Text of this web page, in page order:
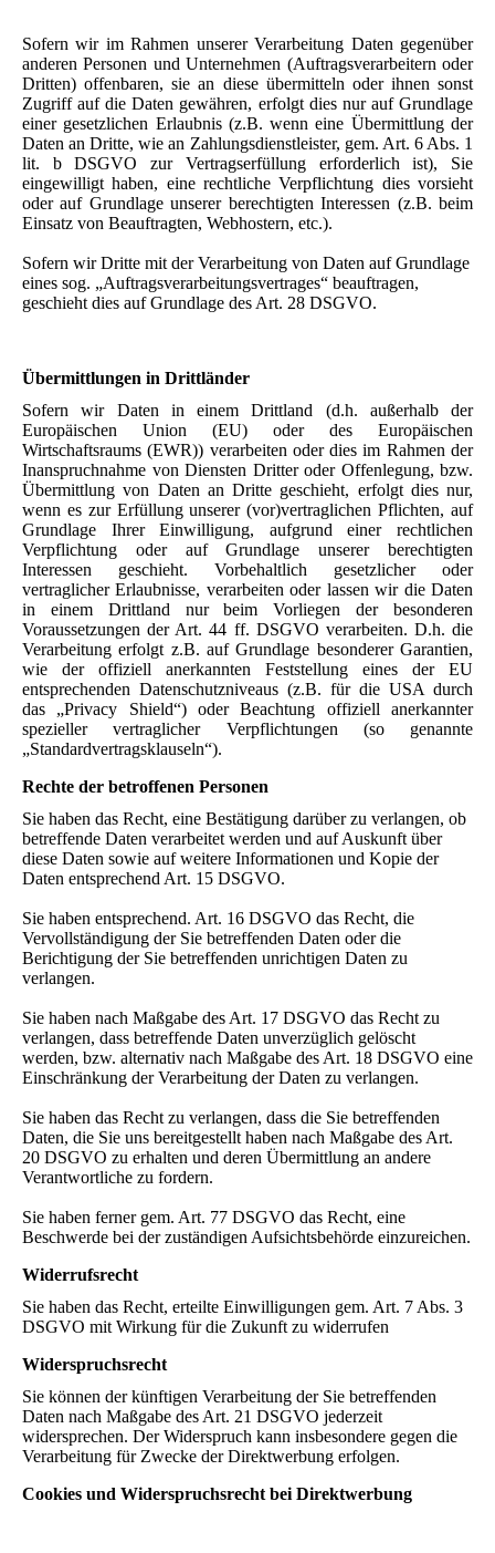
Sofern wir im Rahmen unserer Verarbeitung Daten gegenüber
anderen Personen und Unternehmen (Auftragsverarbeitern oder
Dritten) offenbaren, sie an diese übermitteln oder ihnen sonst
Zugriff auf die Daten gewähren, erfolgt dies nur auf Grundlage
einer gesetzlichen Erlaubnis (z.B. wenn eine Übermittlung der
Daten an Dritte, wie an Zahlungsdienstleister, gem. Art. 6 Abs. 1
lit. b DSGVO zur Vertragserfüllung erforderlich ist), Sie
eingewilligt haben, eine rechtliche Verpflichtung dies vorsieht
oder auf Grundlage unserer berechtigten Interessen (z.B. beim
Einsatz von Beauftragten, Webhostern, etc.).
Sofern wir Dritte mit der Verarbeitung von Daten auf Grundlage
eines sog. „Auftragsverarbeitungsvertrages“ beauftragen,
geschieht dies auf Grundlage des Art. 28 DSGVO.
Übermittlungen in Drittländer
Sofern wir Daten in einem Drittland (d.h. außerhalb der
Europäischen Union (EU) oder des Europäischen
Wirtschaftsraums (EWR)) verarbeiten oder dies im Rahmen der
Inanspruchnahme von Diensten Dritter oder Offenlegung, bzw.
Übermittlung von Daten an Dritte geschieht, erfolgt dies nur,
wenn es zur Erfüllung unserer (vor)vertraglichen Pflichten, auf
Grundlage Ihrer Einwilligung, aufgrund einer rechtlichen
Verpflichtung oder auf Grundlage unserer berechtigten
Interessen geschieht. Vorbehaltlich gesetzlicher oder
vertraglicher Erlaubnisse, verarbeiten oder lassen wir die Daten
in einem Drittland nur beim Vorliegen der besonderen
Voraussetzungen der Art. 44 ff. DSGVO verarbeiten. D.h. die
Verarbeitung erfolgt z.B. auf Grundlage besonderer Garantien,
wie der offiziell anerkannten Feststellung eines der EU
entsprechenden Datenschutzniveaus (z.B. für die USA durch
das „Privacy Shield“) oder Beachtung offiziell anerkannter
spezieller vertraglicher Verpflichtungen (so genannte
„Standardvertragsklauseln“).
Rechte der betroffenen Personen
Sie haben das Recht, eine Bestätigung darüber zu verlangen, ob
betreffende Daten verarbeitet werden und auf Auskunft über
diese Daten sowie auf weitere Informationen und Kopie der
Daten entsprechend Art. 15 DSGVO.
Sie haben entsprechend. Art. 16 DSGVO das Recht, die
Vervollständigung der Sie betreffenden Daten oder die
Berichtigung der Sie betreffenden unrichtigen Daten zu
verlangen.
Sie haben nach Maßgabe des Art. 17 DSGVO das Recht zu
verlangen, dass betreffende Daten unverzüglich gelöscht
werden, bzw. alternativ nach Maßgabe des Art. 18 DSGVO eine
Einschränkung der Verarbeitung der Daten zu verlangen.
Sie haben das Recht zu verlangen, dass die Sie betreffenden
Daten, die Sie uns bereitgestellt haben nach Maßgabe des Art.
20 DSGVO zu erhalten und deren Übermittlung an andere
Verantwortliche zu fordern.
Sie haben ferner gem. Art. 77 DSGVO das Recht, eine
Beschwerde bei der zuständigen Aufsichtsbehörde einzureichen.
Widerrufsrecht
Sie haben das Recht, erteilte Einwilligungen gem. Art. 7 Abs. 3
DSGVO mit Wirkung für die Zukunft zu widerrufen
Widerspruchsrecht
Sie können der künftigen Verarbeitung der Sie betreffenden
Daten nach Maßgabe des Art. 21 DSGVO jederzeit
widersprechen. Der Widerspruch kann insbesondere gegen die
Verarbeitung für Zwecke der Direktwerbung erfolgen.
Cookies und Widerspruchsrecht bei Direktwerbung